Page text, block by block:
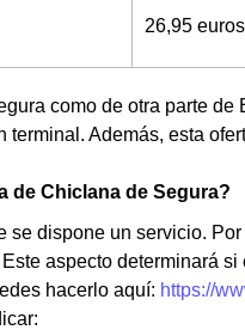
26,95
como de otra parte
Además, esta
de Chiclana de Segura?
dispone un servicio.
aspecto determinará
hacerlo aquí: https://